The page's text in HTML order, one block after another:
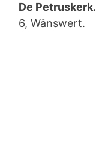
De Petruskerk.
6, Wânswert.